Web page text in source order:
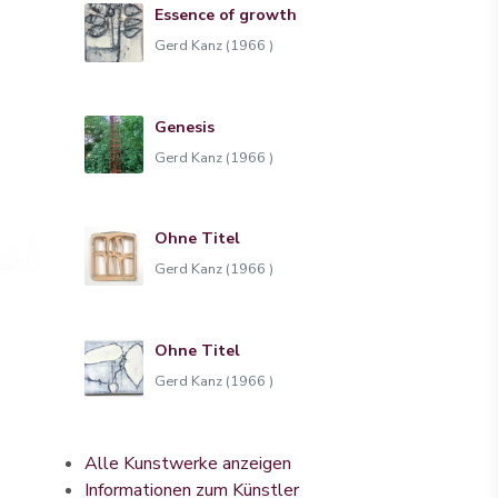
Essence of growth
Gerd Kanz (1966 )
Genesis
Gerd Kanz (1966 )
Ohne Titel
Gerd Kanz (1966 )
Ohne Titel
Gerd Kanz (1966 )
Alle Kunstwerke anzeigen
Informationen zum Künstler